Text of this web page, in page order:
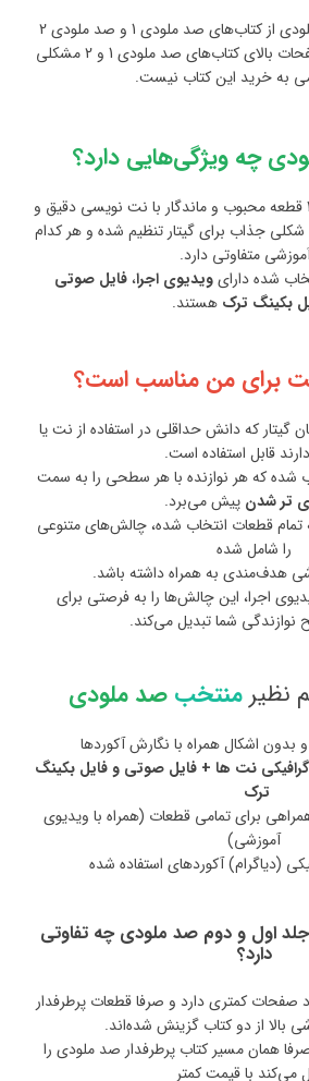
قطعات کتاب منتخب صد ملودی از کتاب‌های صد ملودی 1 و صد ملودی 2
گزینش شده اگر با تعداد صفحات بالای کتاب‌های صد ملودی 1 و 2 مشکلی
به خرید این کتاب نیست.
چه ویژگی‌هایی دارد؟
منتخب صد ملودی شامل 40 قطعه محبوب و ماندگار با نت نویسی دقیق و
جذاب برای گیتار تنظیم شده و هر کدام
متفاوتی دارد.
شده دارایویدیوی اجرا،فایل صوتی
بکینگ ترک هستند.
نت برای من مناسب است؟
گیتار که دانش حداقلی در استفاده از نت یا
قابل استفاده است.
شده که هر نوازنده‌ با هر سطحی را به سمت
تر شدن پیش می‌برد.
تمام قطعات انتخاب شده، چالش‌های متنوعی
را شامل شده
هدف‌مندی به همراه داشته باشد.
اجرا، این چالش‌ها را به فرصتی برای
شما تبدیل می‌کند.
نظیر منتخب صد ملودی
نت ها + فایل صوتی و فایل بکینگ
ترک
برای تمامی قطعات (همراه با ویدیوی
آموزشی)
اول و دوم صد ملودی چه تفاوتی
دارد؟
صفحات کمتری دارد و صرفا قطعات پرطرفدار
بالا از دو کتاب گزینش شده‌اند.
همان مسیر کتاب پرطرفدار صد ملودی را
می‌کند با قیمت کمتر